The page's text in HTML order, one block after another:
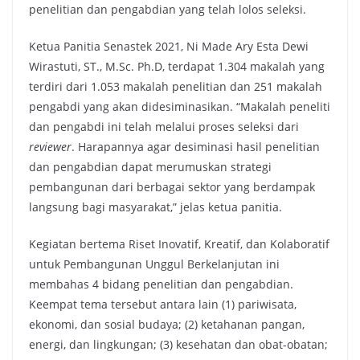
penelitian dan pengabdian yang telah lolos seleksi.
Ketua Panitia Senastek 2021, Ni Made Ary Esta Dewi
Wirastuti, ST., M.Sc. Ph.D, terdapat 1.304 makalah yang
terdiri dari 1.053 makalah penelitian dan 251 makalah
pengabdi yang akan didesiminasikan. “Makalah peneliti
dan pengabdi ini telah melalui proses seleksi dari
reviewer. Harapannya agar desiminasi hasil penelitian
dan pengabdian dapat merumuskan strategi
pembangunan dari berbagai sektor yang berdampak
langsung bagi masyarakat,” jelas ketua panitia.
Kegiatan bertema Riset Inovatif, Kreatif, dan Kolaboratif
untuk Pembangunan Unggul Berkelanjutan ini
membahas 4 bidang penelitian dan pengabdian.
Keempat tema tersebut antara lain (1) pariwisata,
ekonomi, dan sosial budaya; (2) ketahanan pangan,
energi, dan lingkungan; (3) kesehatan dan obat-obatan;